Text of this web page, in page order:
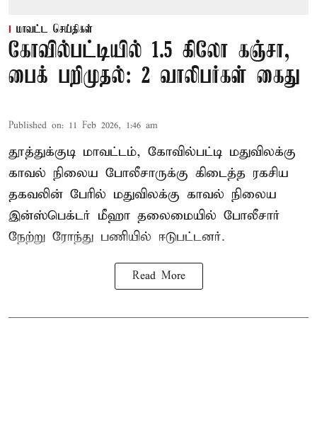
மாவட்ட செய்திகள்
கோவில்பட்டியில் 1.5 கிலோ கஞ்சா,
பைக் பறிமுதல்: 2 வாலிபர்கள் கைது
Published on: 11 Feb 2026, 1:46 am
தூத்துக்குடி மாவட்டம், கோவில்பட்டி மதுவிலக்கு
காவல் நிலைய போலீசாருக்கு கிடைத்த ரகசிய
தகவலின் பேரில் மதுவிலக்கு காவல் நிலைய
இன்ஸ்பெக்டர் மீஹா தலைமையில் போலீசார்
நேற்று ரோந்து பணியில் ஈடுபட்டனர்.
Read More